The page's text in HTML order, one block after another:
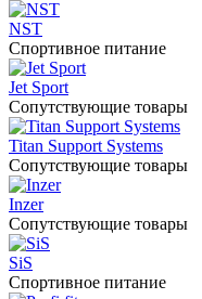
NST
Спортивное питание
Jet Sport
Сопутствующие товары
Titan Support Systems
Сопутствующие товары
Inzer
Сопутствующие товары
SiS
Спортивное питание